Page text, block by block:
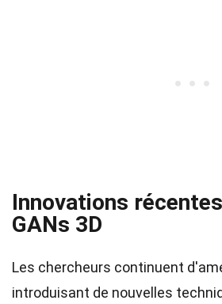
Innovations
GANs 3D
Les chercheurs continuent
introduisant de nouvelles